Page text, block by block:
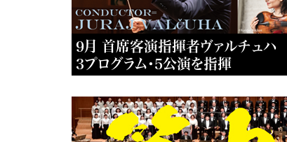
9月 首席客演指揮者ヴァルチュハ
3プログラム・5公演を指揮